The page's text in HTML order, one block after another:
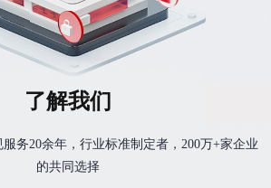
了解我们
务20余年，行业标准制定者，200万+家企业
的共同选择